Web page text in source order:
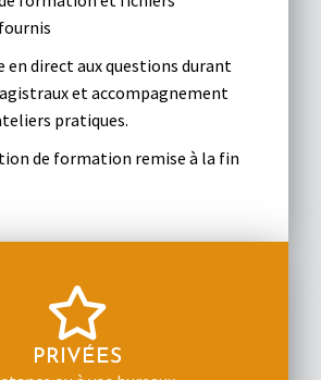
en direct aux questions durant
et accompagnement
pratiques.
de formation remise à la fin
PRIVÉES